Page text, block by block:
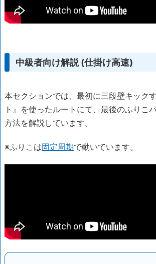
中級者向け解説 (仕掛け高速)
本セクションでは、最初に三段壁キック
ト』を使ったルートにて、最後のふりこ
方法を解説しています。
※ふりこは固定周期で動いています。